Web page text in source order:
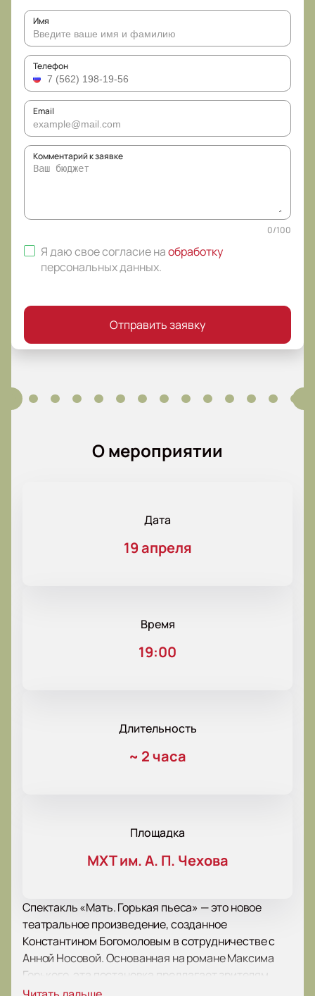
Имя
Телефон
Email
Комментарий к заявке
0/100
Я даю свое согласие наобработку
персональных данных.
Отправить заявку
О мероприятии
Дата
19 апреля
Время
19:00
Длительность
~ 2 часа
Площадка
МХТ им. А. П. Чехова
Спектакль «Мать. Горькая пьеса» — это новое
театральное произведение, созданное
Константином Богомоловым в сотрудничестве с
Анной Носовой. Основанная на романе Максима
Горького, эта постановка предлагает зрителям
погрузиться в атмосферу начала XX века, когда